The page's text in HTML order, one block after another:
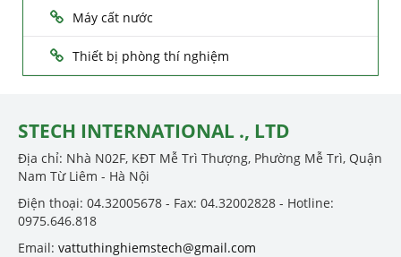
Máy cất nước
Thiết bị phòng thí nghiệm
STECH INTERNATIONAL ., LTD
Địa chỉ: Nhà N02F, KĐT Mễ Trì Thượng, Phường Mễ Trì, Quận
Nam Từ Liêm - Hà Nội
Điện thoại: 04.32005678 - Fax: 04.32002828 - Hotline:
0975.646.818
Email: vattuthinghiemstech@gmail.com